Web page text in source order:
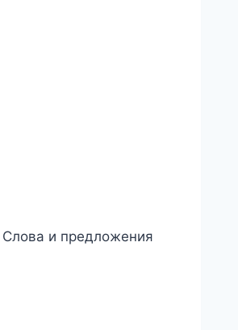
Слова и предложения